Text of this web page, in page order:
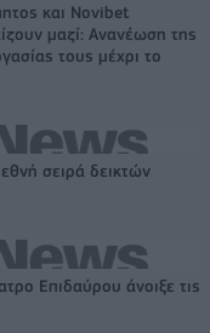
και Novibet
μαζί: Ανανέωση της
τους μέχρι το
σειρά δεικτών
Επιδαύρου άνοιξε τις